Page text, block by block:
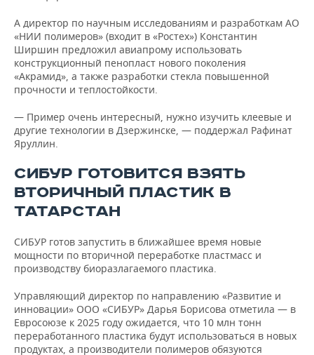
А директор по научным исследованиям и разработкам АО
«НИИ полимеров» (входит в «Ростех») Константин
Ширшин предложил авиапрому использовать
конструкционный пенопласт нового поколения
«Акрамид», а также разработки стекла повышенной
прочности и теплостойкости.
— Пример очень интересный, нужно изучить клеевые и
другие технологии в Дзержинске, — поддержал Рафинат
Яруллин.
СИБУР ГОТОВИТСЯ ВЗЯТЬ
ВТОРИЧНЫЙ ПЛАСТИК В
ТАТАРСТАН
СИБУР готов запустить в ближайшее время новые
мощности по вторичной переработке пластмасс и
производству биоразлагаемого пластика.
Управляющий директор по направлению «Развитие и
инновации» ООО «СИБУР» Дарья Борисова отметила — в
Евросоюзе к 2025 году ожидается, что 10 млн тонн
переработанного пластика будут использоваться в новых
продуктах, а производители полимеров обязуются